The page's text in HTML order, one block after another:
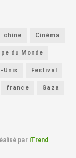
chine Cinéma
du Monde
Unis Festival
france Gaza
par iTrend